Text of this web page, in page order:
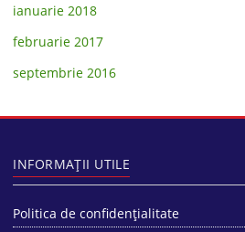
ianuarie 2018
februarie 2017
septembrie 2016
INFORMAȚII UTILE
Politica de confidențialitate